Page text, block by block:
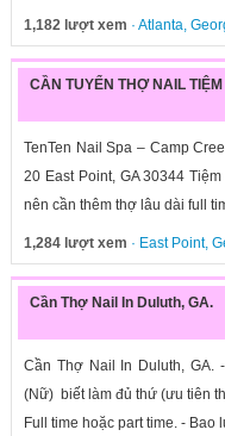
1,182 lượt xem · Atlanta,
CẦN TUYỂN THỢ NAIL
TenTen Nail Spa – Camp
20 East Point, GA 30344
nên cần thêm thợ lâu dài full
1,284 lượt xem · East Point,
Cần Thợ Nail In Duluth, GA.
Cần Thợ Nail In Duluth, GA.
(Nữ) biết làm đủ thứ (ưu tiên
Full time hoặc part time. - Bao